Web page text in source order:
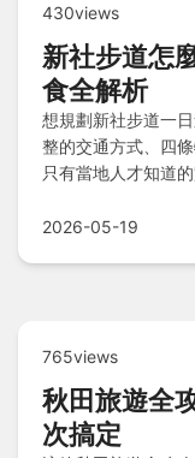
430views
新社步道怎
食全解析
想規劃新社步道一
整的交通方式、四
只有當地人才知道
2026-05-19
765views
秋田旅遊全
次搞定